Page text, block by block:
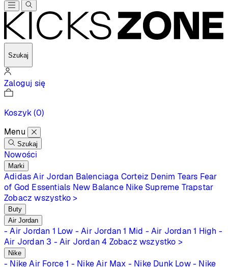
Szukaj
Zaloguj się
Koszyk(0)
Menu
Szukaj
Nowości
Marki
Adidas Air Jordan Balenciaga Corteiz Denim Tears Fear
of God Essentials New Balance Nike Supreme Trapstar
Zobacz wszystko >
Buty
Air Jordan
- Air Jordan 1 Low - Air Jordan 1 Mid - Air Jordan 1 High -
Air Jordan 3 - Air Jordan 4 Zobacz wszystko >
Nike
- Nike Air Force 1 - Nike Air Max - Nike Dunk Low - Nike